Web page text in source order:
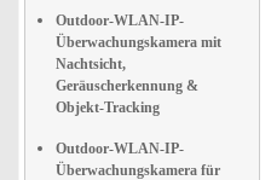
Outdoor-WLAN-IP-
Überwachungskamera mit
Nachtsicht,
Geräuscherkennung &
Objekt-Tracking
Outdoor-WLAN-IP-
Überwachungskamera für